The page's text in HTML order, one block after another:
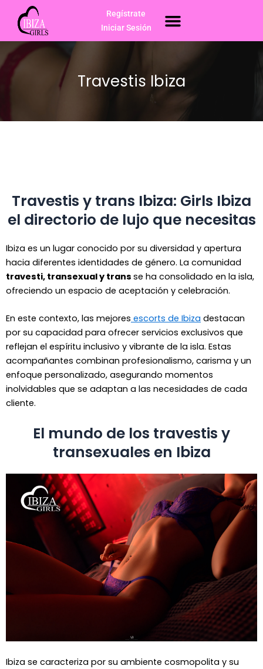
contenido
Menú
Regístrate
Iniciar Sesión
Travestis Ibiza
Travestis y trans Ibiza: Girls Ibiza
el directorio de lujo que necesitas
Ibiza es un lugar conocido por su diversidad y apertura
hacia diferentes identidades de género. La comunidad
travesti, transexual y trans se ha consolidado en la isla,
ofreciendo un espacio de aceptación y celebración.
En este contexto, las mejores escorts de Ibiza destacan
por su capacidad para ofrecer servicios exclusivos que
reflejan el espíritu inclusivo y vibrante de la isla. Estas
acompañantes combinan profesionalismo, carisma y un
enfoque personalizado, asegurando momentos
inolvidables que se adaptan a las necesidades de cada
cliente.
El mundo de los travestis y
transexuales en Ibiza
Ibiza se caracteriza por su ambiente cosmopolita y su